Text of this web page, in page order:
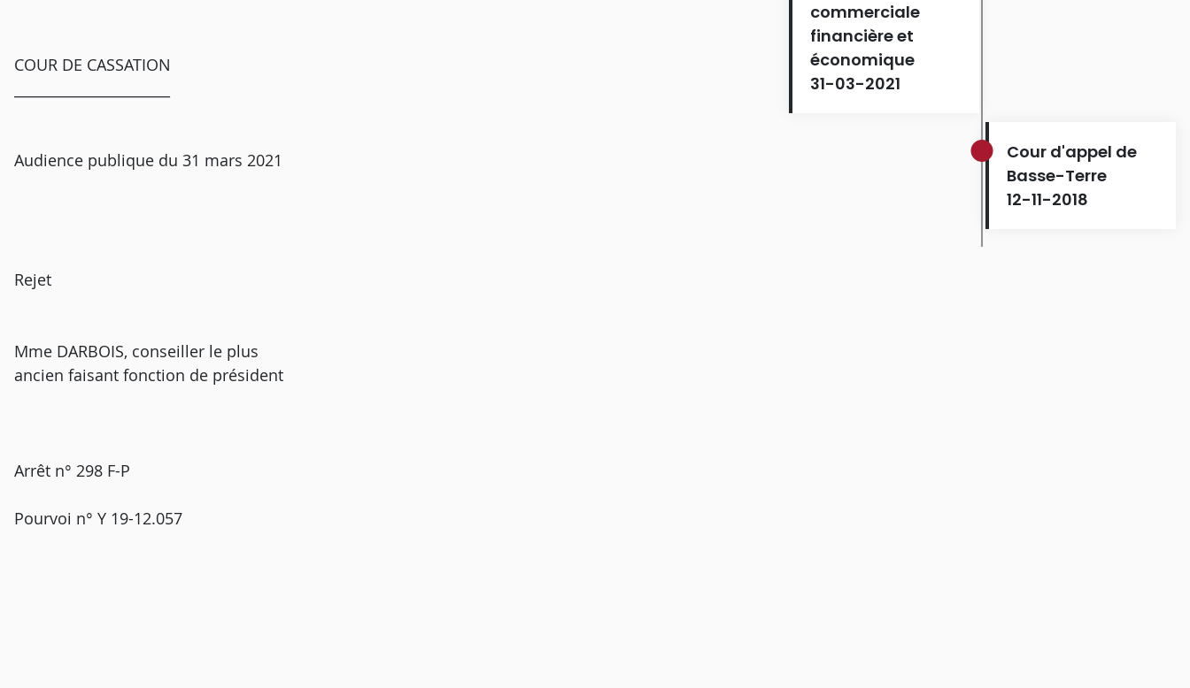
COUR DE CASSATION
Audience publique du 31 mars 2021
Rejet
Mme DARBOIS, conseiller le plus
ancien faisant fonction de président
Arrêt n° 298 F-P
Pourvoi n° Y 19-12.057
commerciale
financière et
économique
31-03-2021
Cour d'appel de
Basse-Terre
12-11-2018